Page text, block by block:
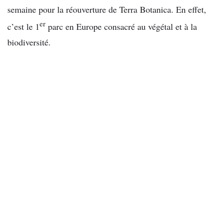
semaine pour la réouverture de Terra Botanica. En effet,
c’est le 1er parc en Europe consacré au végétal et à la
biodiversité.